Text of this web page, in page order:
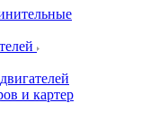
и картер